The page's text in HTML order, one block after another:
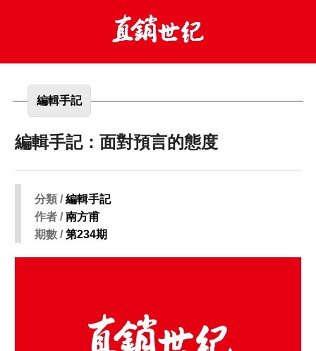
編輯手記
編輯手記：面對預言的態度
分類 /編輯手記
作者 /南方甫
期數 /第234期